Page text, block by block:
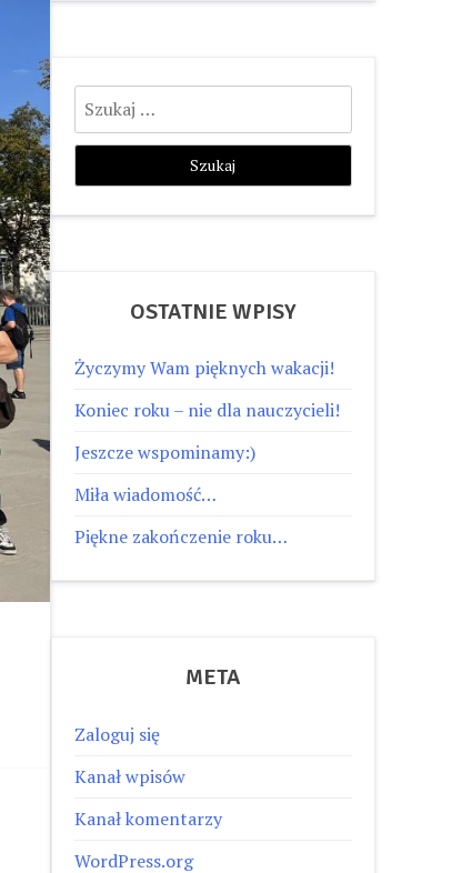
Szukaj:
OSTATNIE WPISY
Życzymy Wam pięknych wakacji!
Koniec roku – nie dla nauczycieli!
Jeszcze wspominamy:)
Miła wiadomość…
Piękne zakończenie roku…
META
Zaloguj się
Kanał wpisów
Kanał komentarzy
WordPress.org